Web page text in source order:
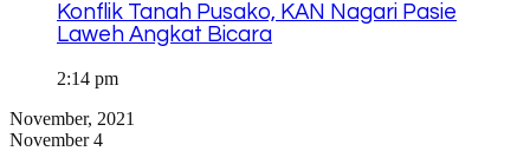
Konflik Tanah Pusako, KAN Nagari Pasie
Laweh Angkat Bicara
2:14 pm
November, 2021
November 4